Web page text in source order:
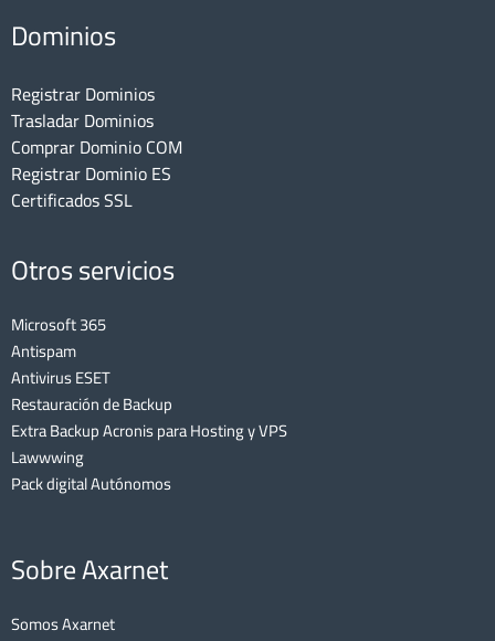
Dominios
Registrar Dominios
Trasladar Dominios
Comprar Dominio COM
Registrar Dominio ES
Certificados SSL
Otros servicios
Microsoft 365
Antispam
Antivirus ESET
Restauración de Backup
Extra Backup Acronis para Hosting y VPS
Lawwwing
Pack digital Autónomos
Sobre Axarnet
Somos Axarnet